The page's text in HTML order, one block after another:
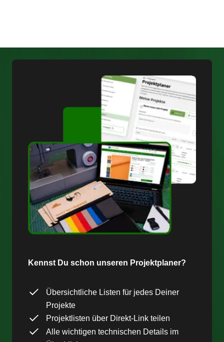
Kennst Du schon unseren Projektplaner?
Übersichtliche Listen für jedes Deiner
Projekte
Projektlisten über Direkt-Link teilen
Alle wichtigen technischen Details im